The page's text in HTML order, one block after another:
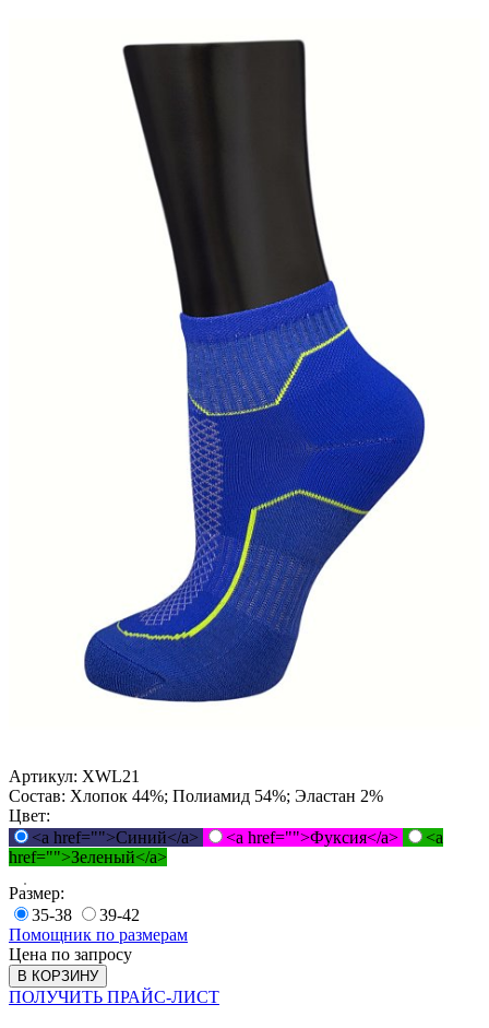
Артикул: XWL21
Состав: Хлопок 44%; Полиамид 54%; Эластан 2%
Цвет:
<a href="">Синий</a>
<a href="">Фуксия</a>
<a
href="">Зеленый</a>
Размер:
35-38
39-42
Помощник по размерам
Цена по запросу
В КОРЗИНУ
ПОЛУЧИТЬ ПРАЙС-ЛИСТ